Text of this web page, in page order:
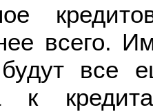
всего.
будут все
к